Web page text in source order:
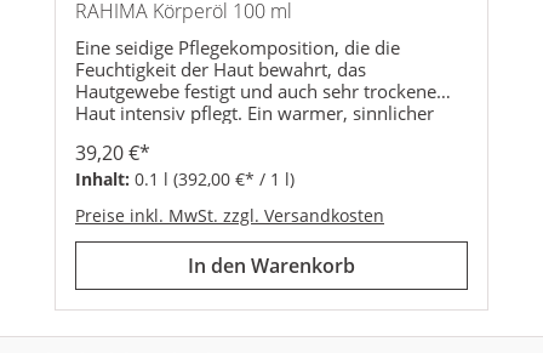
RAHIMA Körperöl 100 ml
Eine seidige Pflegekomposition, die die
Feuchtigkeit der Haut bewahrt, das
Hautgewebe festigt und auch sehr trockene
Haut intensiv pflegt. Ein warmer, sinnlicher
HauttypenPflegebedürfnis:Festigung und
StraffungFeuchtigkeitRegenerationZellschutzAk
MandelölJojobaölAnwendung: Nach dem
Duschen oder Baden auftragen und sanft
einmassieren.
39,20 €*
Inhalt: 0.1 l (392,00 €* / 1 l)
Preise inkl. MwSt. zzgl. Versandkosten
In den Warenkorb